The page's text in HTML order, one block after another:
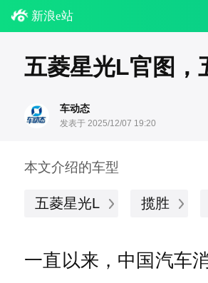
新浪e站
五菱星光L官图，
车动态
发表于 2025/12/07 19:20
本文介绍的车型
五菱星光L 揽胜
一直以来，中国汽车